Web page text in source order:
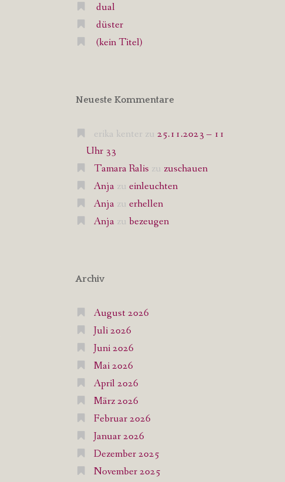
dual
düster
(kein Titel)
Neueste Kommentare
erika kenter zu 25.11.2023 – 11
Uhr 33
Tamara Ralis zu zuschauen
Anja zu einleuchten
Anja zu erhellen
Anja zu bezeugen
Archiv
August 2026
Juli 2026
Juni 2026
Mai 2026
April 2026
März 2026
Februar 2026
Januar 2026
Dezember 2025
November 2025